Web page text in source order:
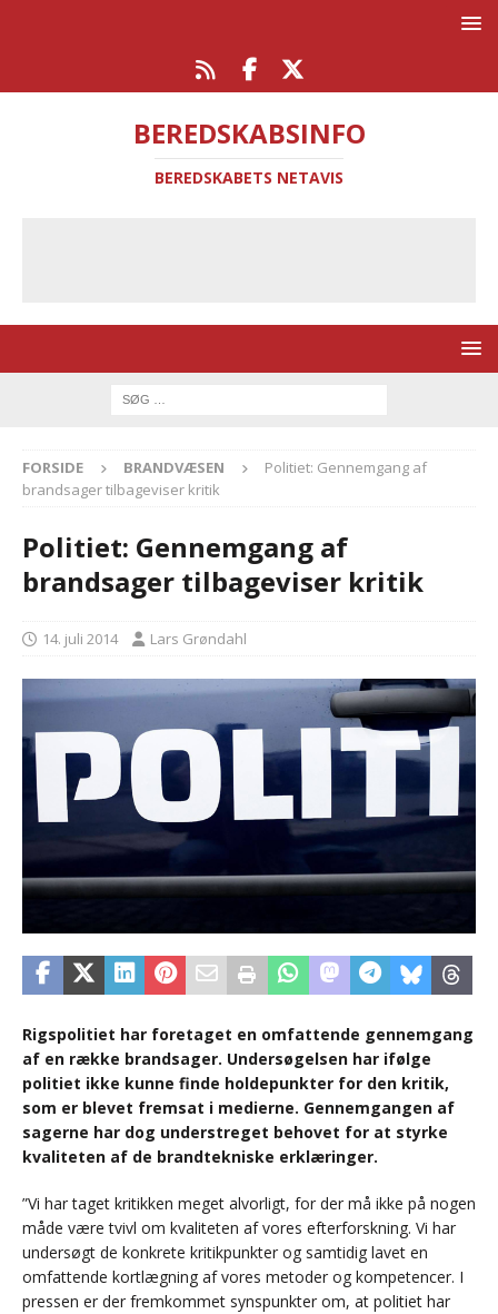
BEREDSKABSINFO
BEREDSKABETS NETAVIS
FORSIDE BRANDVÆSEN
Politiet: Gennemgang af
brandsager tilbageviser kritik
Politiet: Gennemgang af
brandsager tilbageviser kritik
14. juli 2014 Lars Grøndahl
Rigspolitiet har foretaget en omfattende gennemgang
af en række brandsager. Undersøgelsen har ifølge
politiet ikke kunne finde holdepunkter for den kritik,
som er blevet fremsat i medierne. Gennemgangen af
sagerne har dog understreget behovet for at styrke
kvaliteten af de brandtekniske erklæringer.
”Vi har taget kritikken meget alvorligt, for der må ikke på nogen
måde være tvivl om kvaliteten af vores efterforskning. Vi har
undersøgt de konkrete kritikpunkter og samtidig lavet en
omfattende kortlægning af vores metoder og kompetencer. I
pressen er der fremkommet synspunkter om, at politiet har